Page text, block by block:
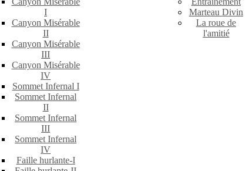
I
Canyon Misérable
II
Canyon Misérable
III
Canyon Misérable
IV
Sommet Infernal I
Sommet Infernal
II
Sommet Infernal
III
Sommet Infernal
IV
Faille hurlante-I
Marteau Divin
La roue de
l'amitié